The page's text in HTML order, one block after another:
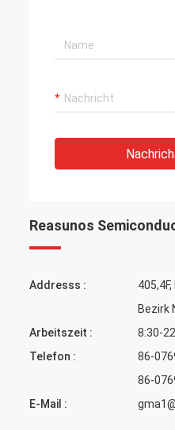
Reasunos
Addresss :
Bezirk
Arbeitszeit :
8:30-
Telefon :
86-
86-
E-Mail :